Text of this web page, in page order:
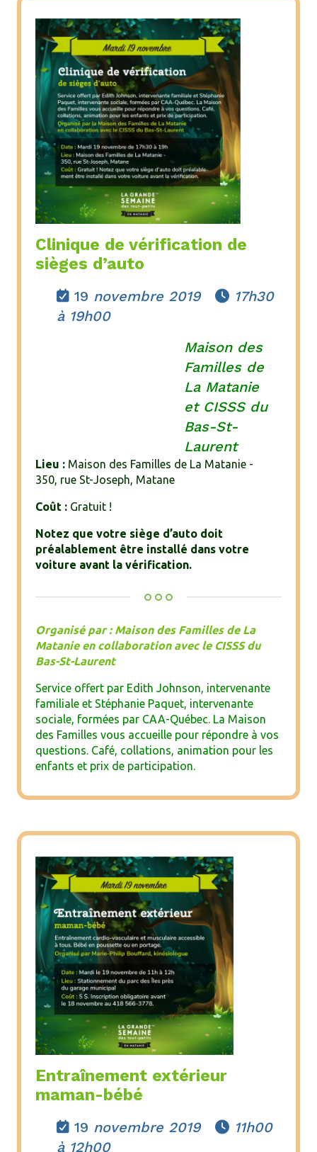
Clinique de vérification de
sièges d’auto
19 novembre 2019 17h30
à 19h00
Maison des
Familles de
La Matanie
et CISSS du
Bas-St-
Laurent
Lieu :Maison des Familles de La Matanie -
350, rue St-Joseph, Matane
Coût :Gratuit !
Notez que votre siège d’auto doit
préalablement être installé dans votre
voiture avant la vérification.
Organisé par : Maison des Familles de La
Matanie en collaboration avec le CISSS du
Bas-St-Laurent
Service offert par Edith Johnson, intervenante
familiale et Stéphanie Paquet, intervenante
sociale, formées par CAA-Québec. La Maison
des Familles vous accueille pour répondre à vos
questions. Café, collations, animation pour les
enfants et prix de participation.
Entraînement extérieur
maman-bébé
19 novembre 2019 11h00
à 12h00